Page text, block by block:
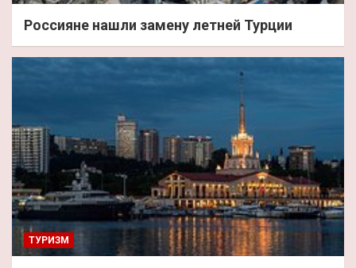
Россияне нашли замену летней Турции
ТУРИЗМ